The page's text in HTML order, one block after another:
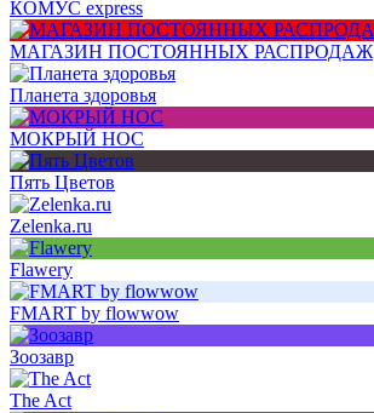
КОМУС express
МАГАЗИН ПОСТОЯННЫХ РАСПРОДАЖ
Планета здоровья
МОКРЫЙ НОС
Пять Цветов
Zelenka.ru
Flawery
FMART by flowwow
Зоозавр
The Act